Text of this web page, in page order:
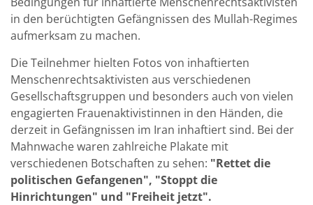
in den berüchtigten Gefängnissen des Mullah-Regimes
aufmerksam zu machen.
Die Teilnehmer hielten Fotos von inhaftierten
Menschenrechtsaktivisten aus verschiedenen
Gesellschaftsgruppen und besonders auch von vielen
engagierten Frauenaktivistinnen in den Händen, die
derzeit in Gefängnissen im Iran inhaftiert sind. Bei der
Mahnwache waren zahlreiche Plakate mit
verschiedenen Botschaften zu sehen: "Rettet die
politischen Gefangenen", "Stoppt die
Hinrichtungen" und "Freiheit jetzt".